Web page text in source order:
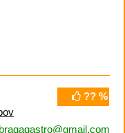
?? %
bragagastro@gmail.com